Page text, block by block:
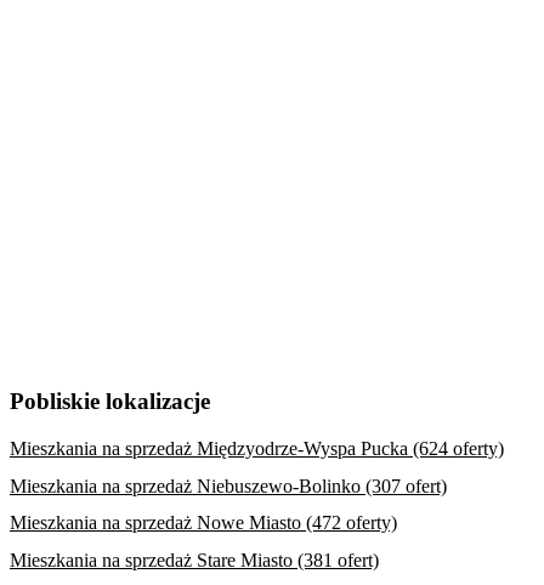
Pobliskie lokalizacje
Mieszkania na sprzedaż Międzyodrze-Wyspa Pucka (624 oferty)
Mieszkania na sprzedaż Niebuszewo-Bolinko (307 ofert)
Mieszkania na sprzedaż Nowe Miasto (472 oferty)
Mieszkania na sprzedaż Stare Miasto (381 ofert)